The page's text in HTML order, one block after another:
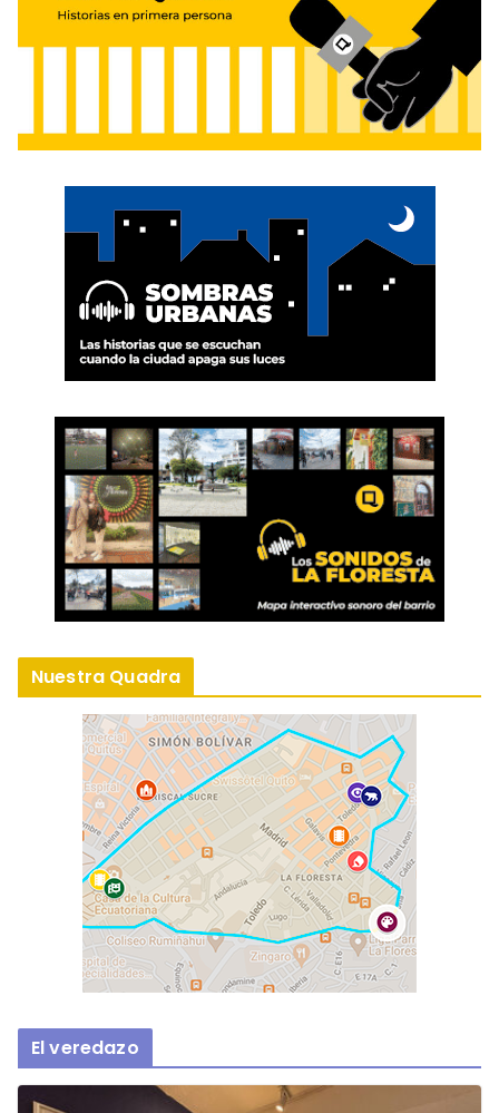
Nuestra Quadra
El veredazo